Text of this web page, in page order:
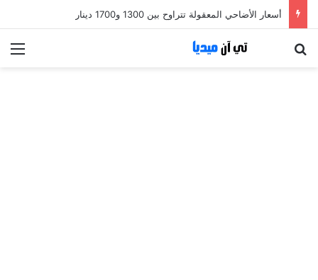
أسعار الأضاحي المعقولة تتراوح بين 1300 و1700 دينار